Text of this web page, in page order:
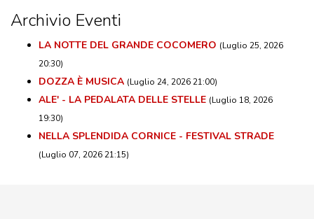
Archivio Eventi
LA NOTTE DEL GRANDE COCOMERO (Luglio 25, 2026
20:30)
DOZZA È MUSICA (Luglio 24, 2026 21:00)
ALE' - LA PEDALATA DELLE STELLE (Luglio 18, 2026
19:30)
NELLA SPLENDIDA CORNICE - FESTIVAL STRADE
(Luglio 07, 2026 21:15)